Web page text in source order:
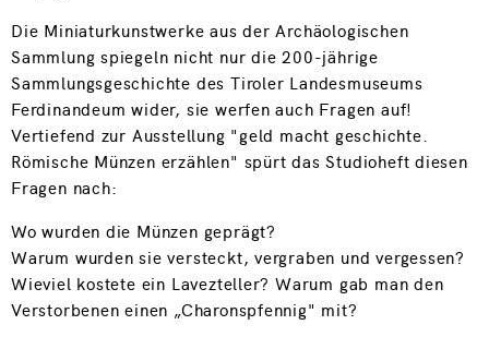
Die Miniaturkunstwerke aus der Archäologischen
Sammlung spiegeln nicht nur die 200-jährige
Sammlungsgeschichte des Tiroler Landesmuseums
Ferdinandeum wider, sie werfen auch Fragen auf!
Vertiefend zur Ausstellung "geld macht geschichte.
Römische Münzen erzählen" spürt das Studioheft diesen
Fragen nach:
Wo wurden die Münzen geprägt?
Warum wurden sie versteckt, vergraben und vergessen?
Wieviel kostete ein Lavezteller? Warum gab man den
Verstorbenen einen „Charonspfennig" mit?